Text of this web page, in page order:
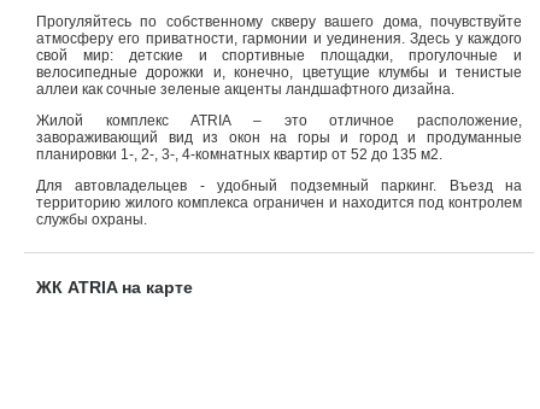
Прогуляйтесь по собственному скверу вашего дома, почувствуйте
атмосферу его приватности, гармонии и уединения. Здесь у каждого
свой мир: детские и спортивные площадки, прогулочные и
велосипедные дорожки и, конечно, цветущие клумбы и тенистые
аллеи как сочные зеленые акценты ландшафтного дизайна.
Жилой комплекс ATRIA – это отличное расположение,
завораживающий вид из окон на горы и город и продуманные
планировки 1-, 2-, 3-, 4-комнатных квартир от 52 до 135 м2.
Для автовладельцев - удобный подземный паркинг. Въезд на
территорию жилого комплекса ограничен и находится под контролем
службы охраны.
ЖК ATRIA на карте